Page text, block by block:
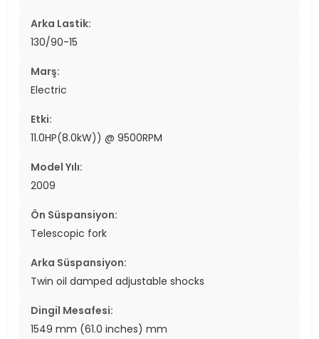
Arka Lastik:
130/90-15
Marş:
Electric
Etki:
11.0HP(8.0kW)) @ 9500RPM
Model Yılı:
2009
Ön Süspansiyon:
Telescopic fork
Arka Süspansiyon:
Twin oil damped adjustable shocks
Dingil Mesafesi:
1549 mm (61.0 inches) mm